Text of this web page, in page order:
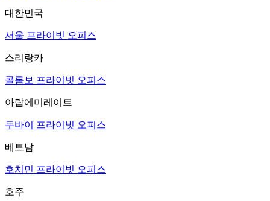
대한민국
서울 프라이빗 오피스
스리랑카
콜롬보 프라이빗 오피스
아랍에미레이트
두바이 프라이빗 오피스
베트남
호치민 프라이빗 오피스
호주